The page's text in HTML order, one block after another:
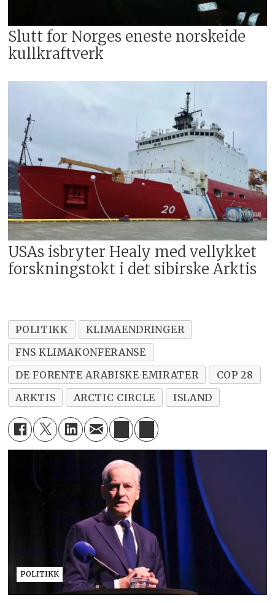
Slutt for Norges eneste norskeide
kullkraftverk
USAs isbryter Healy med vellykket
forskningstokt i det sibirske Arktis
POLITIKK
KLIMAENDRINGER
FNS KLIMAKONFERANSE
DE FORENTE ARABISKE EMIRATER
COP 28
ARKTIS
ARCTIC CIRCLE ISLAND
POLITIKK